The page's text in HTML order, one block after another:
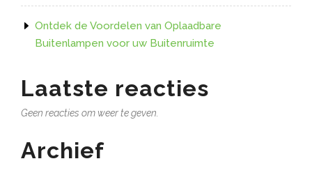
Ontdek de Voordelen van Oplaadbare
Buitenlampen voor uw Buitenruimte
Laatste reacties
Geen reacties om weer te geven.
Archief